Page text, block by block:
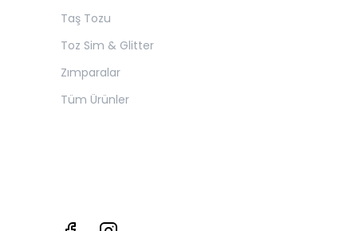
Taş Tozu
Toz Sim & Glitter
Zımparalar
Tüm Ürünler